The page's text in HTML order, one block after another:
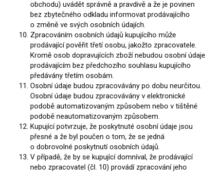
obchodu) uvádět správně a pravdivě a že je povinen
bez zbytečného odkladu informovat prodávajícího
o změně ve svých osobních údajích.
Zpracováním osobních údajů kupujícího může
prodávající pověřit třetí osobu, jakožto zpracovatele.
Kromě osob dopravujících zboží nebudou osobní údaje
prodávajícím bez předchozího souhlasu kupujícího
předávány třetím osobám.
Osobní údaje budou zpracovávány po dobu neurčitou.
Osobní údaje budou zpracovávány v elektronické
podobě automatizovaným způsobem nebo v tištěné
podobě neautomatizovaným způsobem.
Kupující potvrzuje, že poskytnuté osobní údaje jsou
přesné a že byl poučen o tom, že se jedná
o dobrovolné poskytnutí osobních údajů.
V případě, že by se kupující domníval, že prodávající
nebo zpracovatel (čl. 10) provádí zpracování jeho